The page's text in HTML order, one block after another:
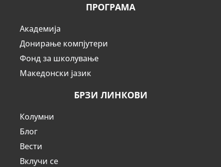
ПРОГРАМА
Академија
Донирање компјутери
Фонд за школување
Македонски јазик
БРЗИ ЛИНКОВИ
Колумни
Блог
Вести
Вклучи се